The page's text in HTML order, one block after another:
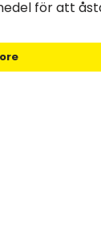
för att